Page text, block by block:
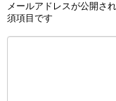
メールアドレスが公開さ
須項目です